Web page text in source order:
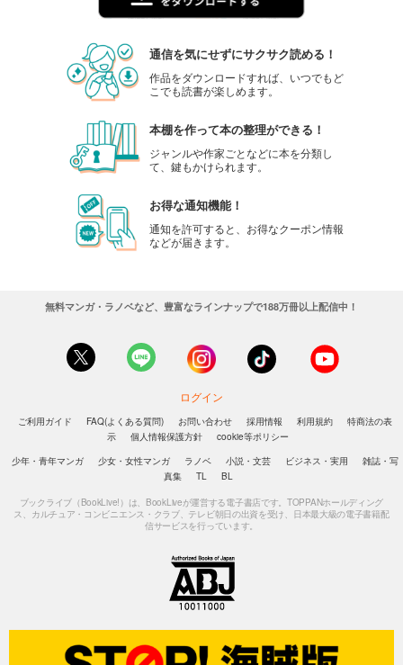
通信を気にせずにサクサク読める！
作品をダウンロードすれば、いつでもど
こでも読書が楽しめます。
本棚を作って本の整理ができる！
ジャンルや作家ごとなどに本を分類し
て、鍵もかけられます。
お得な通知機能！
通知を許可すると、お得なクーポン情報
などが届きます。
無料マンガ・ラノベなど、豊富なラインナップで188万冊以上配信中！
ログイン
ご利用ガイド FAQ(よくある質問) お問い合わせ 採用情報 利用規約
特商法の表
示
個人情報保護方針
cookie等ポリシー
少年・青年マンガ
少女・女性マンガ ラノベ 小説・文芸 ビジネス・実用
雑誌・写
真集
TL BL
ブックライブ（BookLive!）は、BookLiveが運営する電子書店です。TOPPANホールディング
ス、カルチュア・コンビニエンス・クラブ、テレビ朝日の出資を受け、日本最大級の電子書籍配
信サービスを行っています。